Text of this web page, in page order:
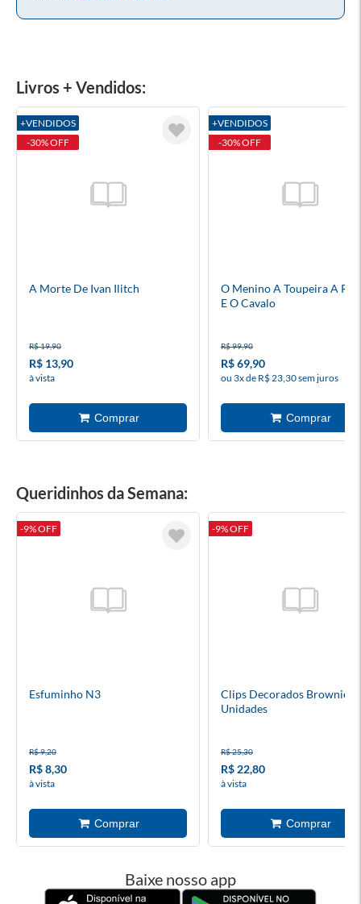
Livros + Vendidos:
+VENDIDOS
-30% OFF
A Morte De Ivan Ilitch
R$ 19,90
R$ 13,90
à vista
+VENDIDOS
-30% OFF
O Menino A Toupeira A
E O Cavalo
R$ 99,90
R$ 69,90
ou 3x de R$ 23,30 sem juros
Queridinhos da Semana:
-9% OFF
Esfuminho N3
R$ 9,20
R$ 8,30
à vista
-9% OFF
Clips Decorados Brownie 4
Unidades
R$ 25,30
R$ 22,80
à vista
Baixe nosso app